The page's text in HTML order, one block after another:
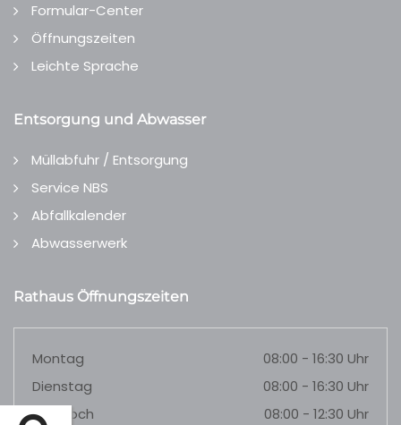
Formular-Center
Öffnungszeiten
Leichte Sprache
Entsorgung und Abwasser
Müllabfuhr / Entsorgung
Service NBS
Abfallkalender
Abwasserwerk
Rathaus Öffnungszeiten
Montag
08:00 - 16:30 Uhr
Dienstag
08:00 - 16:30 Uhr
Mittwoch
08:00 - 12:30 Uhr